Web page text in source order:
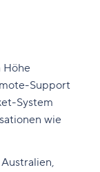
Höhe
Support
System
wie